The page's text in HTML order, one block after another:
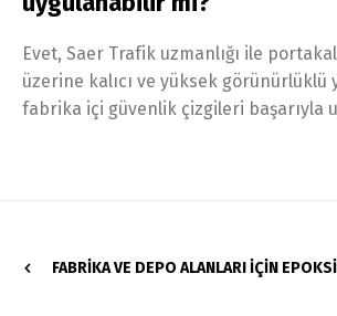
Evet, Saer Trafik uzmanlığı ile
üzerine kalıcı ve yüksek görünürlüklü
fabrika içi güvenlik çizgileri başarıyla
FABRIKA VE DEPO ALANLARI İÇIN